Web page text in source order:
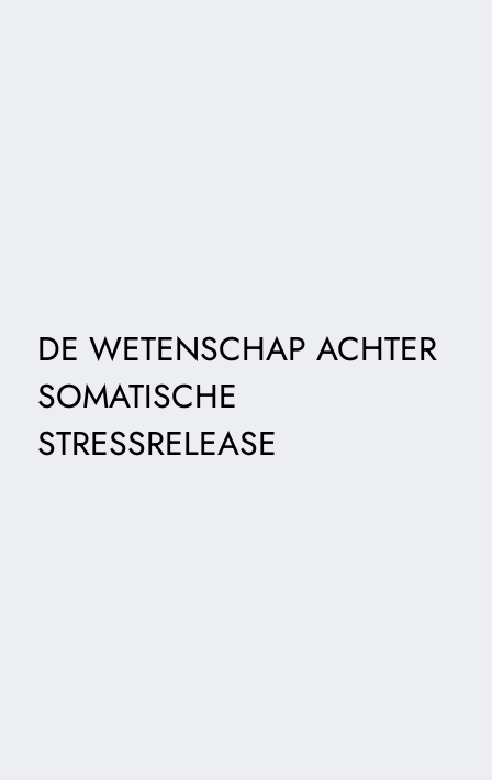
DE WETENSCHAP ACHTER
SOMATISCHE
STRESSRELEASE